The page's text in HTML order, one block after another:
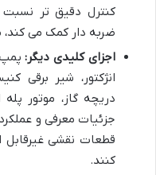
کنترل دقیق تر
ضربه دار کمک می کند،
اجزای کلیدی دیگر:پمپ
انژکتور، شیر برقی
جزئیات معرفی و
قطعات نقشی غیرقابل
کنند.